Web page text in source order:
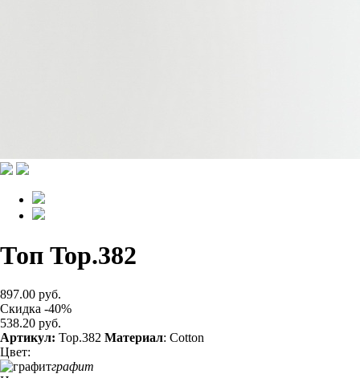
Топ Top.382
897.00 руб.
Скидка -40%
538.20 руб.
Артикул: Top.382 Материал: Cotton
Цвет:
графит